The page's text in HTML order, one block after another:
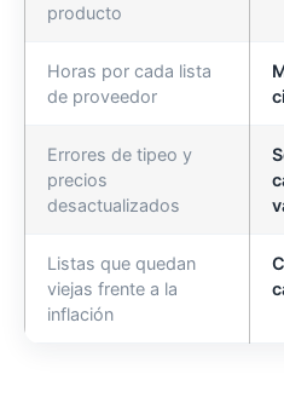
producto
Horas por cada lista
de proveedor
Errores de tipeo y
precios
desactualizados
Listas que quedan
viejas frente a la
inflación